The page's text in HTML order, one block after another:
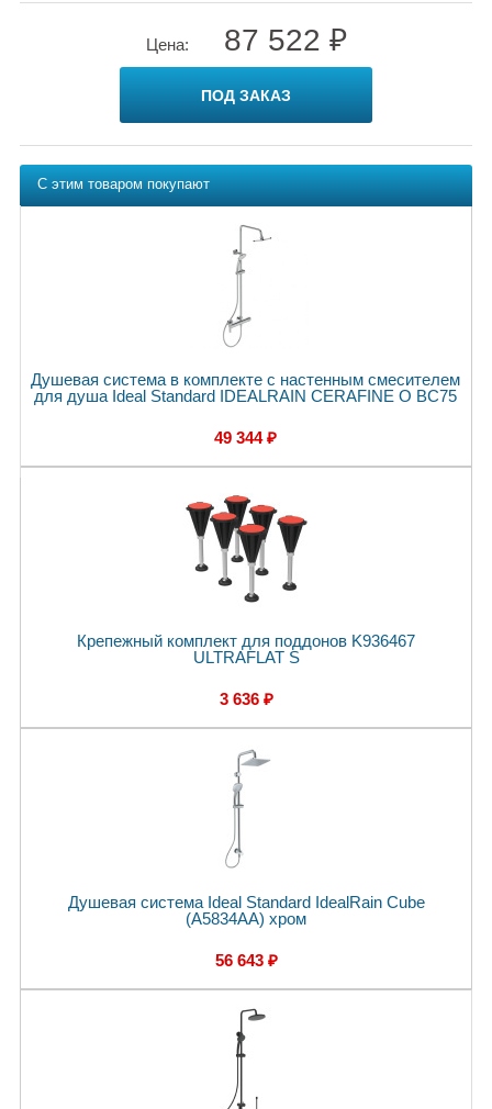
Цена: 87 522 ₽
ПОД ЗАКАЗ
С этим товаром покупают
Душевая система в комплекте с настенным смесителем
для душа Ideal Standard IDEALRAIN CERAFINE O BC75
49 344 ₽
Крепежный комплект для поддонов K936467
ULTRAFLAT S
3 636 ₽
Душевая система Ideal Standard IdealRain Cube
(A5834AA) хром
56 643 ₽